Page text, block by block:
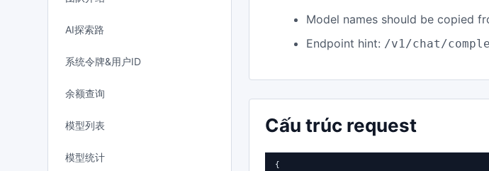
AI探索路
系统令牌&用户ID
余额查询
模型列表
模型统计
Model names should be copied
Endpoint hint: /v1/chat/
Cấu trúc request
{